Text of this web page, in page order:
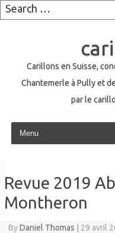
Carillons en Suisse,
Chantemerle à Pully et
par le
Skip to content
Revue 2019
Montheron
ByDaniel Thomas 29 avril